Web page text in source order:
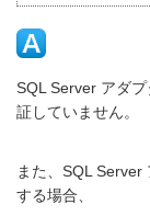
SQL Server アダ
証していません。
また、SQL Server
する場合、